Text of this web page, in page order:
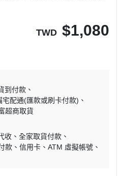
TWD $1,080
到付款
宅配通(匯款或刷卡付款)
超商取貨
收
全家取貨付款
款 信用卡
ATM 虛擬帳號